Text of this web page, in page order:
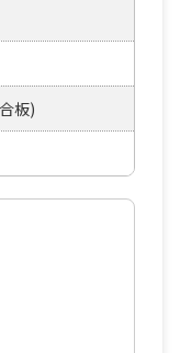
板)